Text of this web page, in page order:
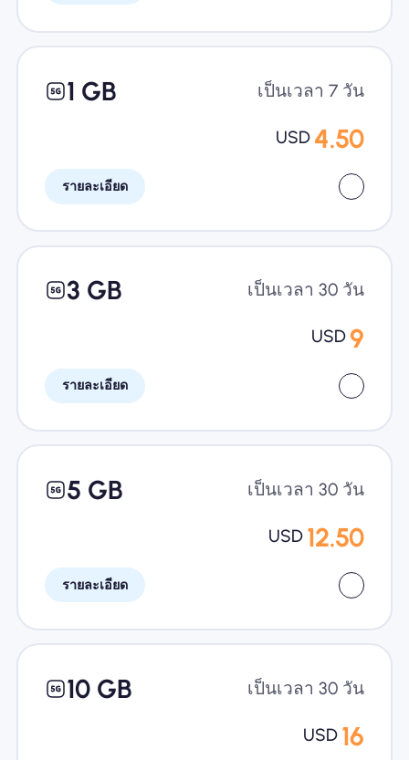
1 GB เป็นเวลา 7 วัน
USD 4.50
รายละเอียด
3 GB เป็นเวลา 30 วัน
USD 9
รายละเอียด
5 GB เป็นเวลา 30 วัน
USD 12.50
รายละเอียด
10 GB เป็นเวลา 30 วัน
USD 16